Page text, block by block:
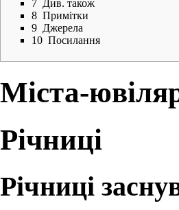
7 Див. також
8 Примітки
9 Джерела
10 Посилання
Міста-
Річниці
Річниці